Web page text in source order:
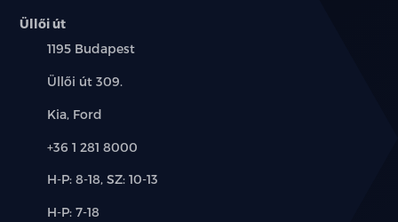
Üllői út
Település:
1195 Budapest
Cím:
Üllői út 309.
Márkák:
Kia, Ford
Telefon:
+36 1 281 8000
Új-
használt
H-P: 8-18, SZ: 10-13
Alkatrész,
H-P: 7-18